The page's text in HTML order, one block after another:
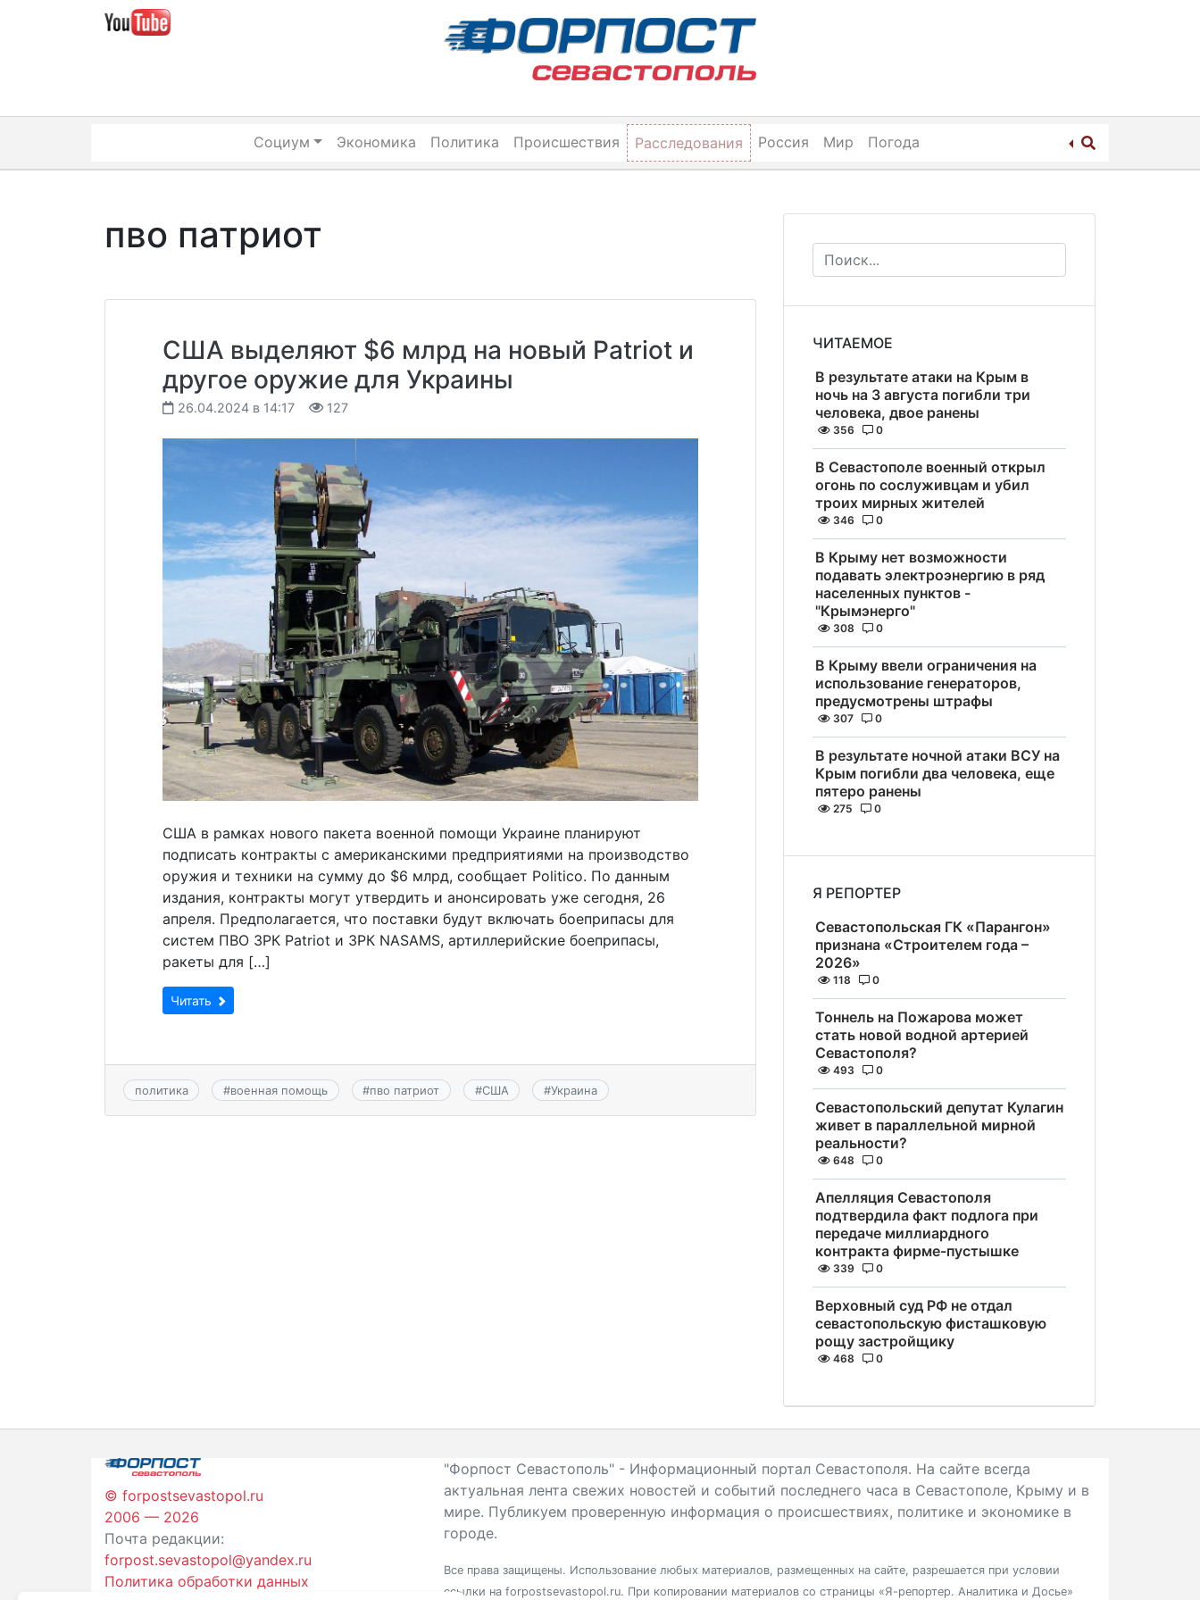
Социум Экономика Политика Происшествия Расследования Россия Мир Погода
пво патриот
США выделяют $6 млрд на новый Patriot и
другое оружие для Украины
26.04.2024 в 14:17 127
США в рамках нового пакета военной помощи Украине планируют
подписать контракты с американскими предприятиями на производство
оружия и техники на сумму до $6 млрд, сообщает Politico. По данным
издания, контракты могут утвердить и анонсировать уже сегодня, 26
апреля. Предполагается, что поставки будут включать боеприпасы для
систем ПВО ЗРК Patriot и ЗРК NASAMS, артиллерийские боеприпасы,
ракеты для […]
Читать
политика #военная помощь #пво патриот #США #Украина
ЧИТАЕМОЕ
В результате атаки на Крым в
ночь на 3 августа погибли три
человека, двое ранены
356 0
В Севастополе военный открыл
огонь по сослуживцам и убил
троих мирных жителей
346 0
В Крыму нет возможности
подавать электроэнергию в ряд
населенных пунктов -
"Крымэнерго"
308 0
В Крыму ввели ограничения на
использование генераторов,
предусмотрены штрафы
307 0
В результате ночной атаки ВСУ на
Крым погибли два человека, еще
пятеро ранены
275 0
Я РЕПОРТЕР
Севастопольская ГК «Парангон»
признана «Строителем года –
2026»
118 0
Тоннель на Пожарова может
стать новой водной артерией
Севастополя?
493 0
Севастопольский депутат Кулагин
живет в параллельной мирной
реальности?
648 0
Апелляция Севастополя
подтвердила факт подлога при
передаче миллиардного
контракта фирме-пустышке
339 0
Верховный суд РФ не отдал
севастопольскую фисташковую
рощу застройщику
468 0
© forpostsevastopol.ru
2006 — 2026
Почта редакции:
forpost.sevastopol@yandex.ru
Политика обработки данных
"Форпост Севастополь" - Информационный портал Севастополя. На сайте всегда
актуальная лента свежих новостей и событий последнего часа в Севастополе, Крыму и в
мире. Публикуем проверенную информация о происшествиях, политике и экономике в
городе.
Все права защищены. Использование любых материалов, размещенных на сайте, разрешается при условии
ссылки на forpostsevastopol.ru. При копировании материалов со страницы «Я-репортер. Аналитика и Досье»